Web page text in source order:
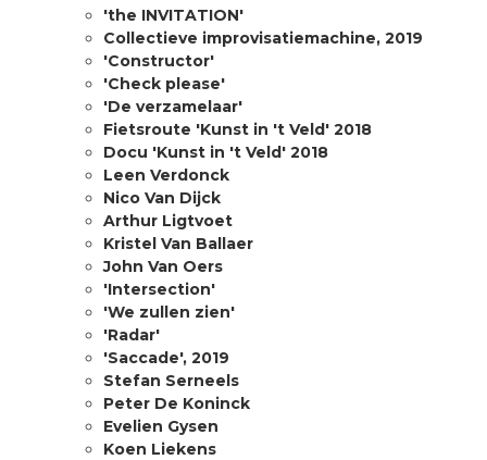
'the INVITATION'
Collectieve improvisatiemachine, 2019
'Constructor'
'Check please'
'De verzamelaar'
Fietsroute 'Kunst in 't Veld' 2018
Docu 'Kunst in 't Veld' 2018
Leen Verdonck
Nico Van Dijck
Arthur Ligtvoet
Kristel Van Ballaer
John Van Oers
'Intersection'
'We zullen zien'
'Radar'
'Saccade', 2019
Stefan Serneels
Peter De Koninck
Evelien Gysen
Koen Liekens